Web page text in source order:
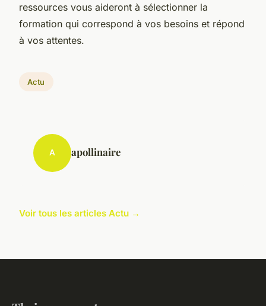
ressources vous aideront à sélectionner la
formation qui correspond à vos besoins et répond
à vos attentes.
Actu
A apollinaire
Voir tous les articles Actu →